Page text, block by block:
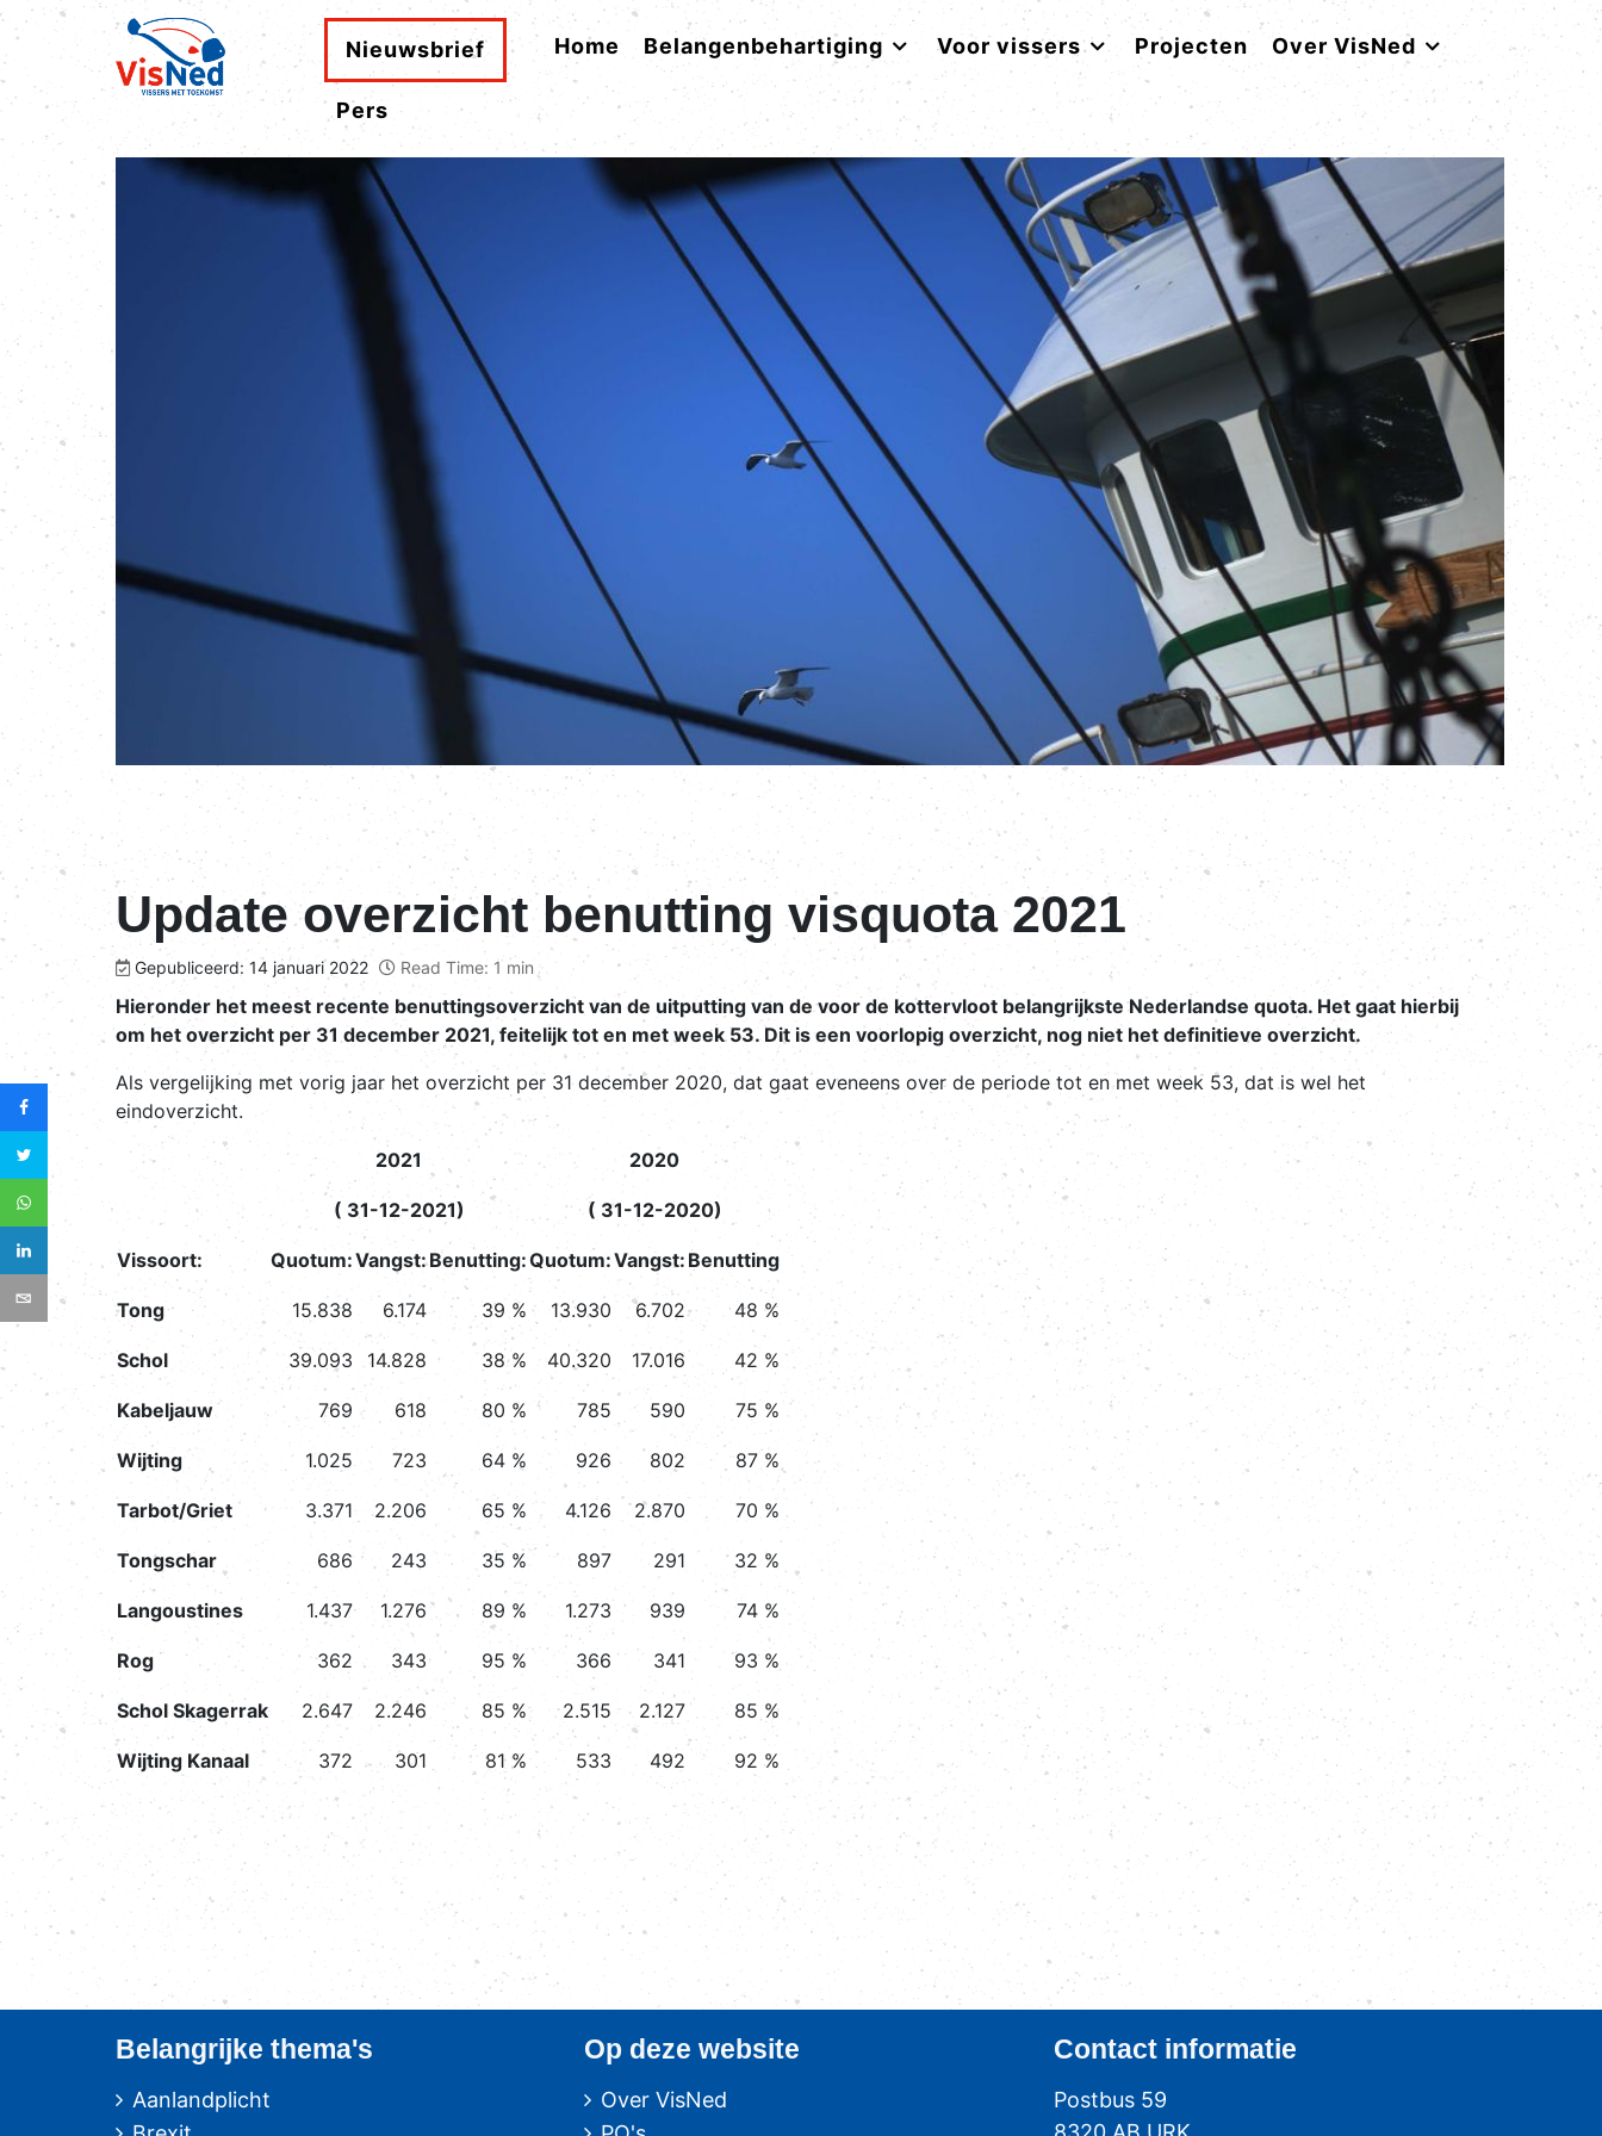
Nieuwsbrief Home Belangenbehartiging Voor vissers Projecten Over VisNed
Pers
Update overzicht benutting visquota 2021
Gepubliceerd: 14 januari 2022 Read Time: 1 min
Hieronder het meest recente benuttingsoverzicht van de uitputting van de voor de kottervloot belangrijkste Nederlandse quota. Het gaat hierbij
om het overzicht per 31 december 2021, feitelijk tot en met week 53. Dit is een voorlopig overzicht, nog niet het definitieve overzicht.
Als vergelijking met vorig jaar het overzicht per 31 december 2020, dat gaat eveneens over de periode tot en met week 53, dat is wel het
eindoverzicht.
2021 2020
( 31-12-2021) ( 31-12-2020)
Vissoort: Quotum:Vangst:Benutting:Quotum:Vangst: Benutting
Tong 15.838 6.174 39 % 13.930 6.702 48 %
Schol 39.093 14.828 38 % 40.320 17.016 42 %
Kabeljauw 769 618 80 % 785 590 75 %
Wijting 1.025 723 64 % 926 802 87 %
Tarbot/Griet 3.371 2.206 65 % 4.126 2.870 70 %
Tongschar 686 243 35 % 897 291 32 %
Langoustines 1.437 1.276 89 % 1.273 939 74 %
Rog 362 343 95 % 366 341 93 %
Schol Skagerrak 2.647 2.246 85 % 2.515 2.127 85 %
Wijting Kanaal 372 301 81 % 533 492 92 %
Belangrijke thema's
Aanlandplicht
Op deze website
Over VisNed
Contactinformatie
Postbus 59